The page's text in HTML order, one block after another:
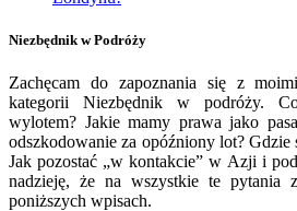
Niezbędnik w Podróży
Zachęcam do zapoznania się z
kategorii Niezbędnik w podróży.
wylotem? Jakie mamy prawa jako
odszkodowanie za opóźniony lot?
Jak pozostać „w kontakcie” w Azji i
nadzieję, że na wszystkie te pytania
poniższych wpisach.